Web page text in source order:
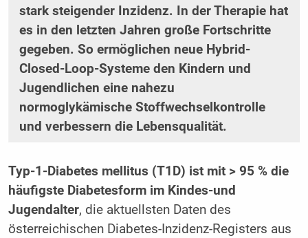
stark steigender Inzidenz. In der Therapie hat
es in den letzten Jahren große Fortschritte
gegeben. So ermöglichen neue Hybrid-
Closed-Loop-Systeme den Kindern und
Jugendlichen eine nahezu
normoglykämische Stoffwechselkontrolle
und verbessern die Lebensqualität.
Typ-1-Diabetes mellitus (T1D) ist mit > 95 % die
häufigste Diabetesform im Kindes-und
Jugendalter, die aktuellsten Daten des
österreichischen Diabetes-Inzidenz-Registers aus